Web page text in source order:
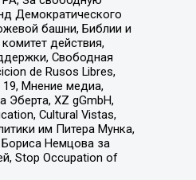
Демократического
башни, Библии и
действия,
Свободная
de Rusos Libres,
Мнение медиа,
XZ gGmbH,
Cultural Vistas,
им Питера Мунка,
Немцова за
Stop Occupation of